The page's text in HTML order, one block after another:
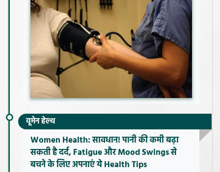
वूमेन हेल्थ
Women Health: सावधान! पानी की कमी बढ़ा
सकती है दर्द, Fatigue और Mood Swings से
बचने के लिए अपनाएं ये Health Tips